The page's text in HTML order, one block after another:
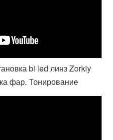
bi led линз Zorkiy
фар. Тонирование